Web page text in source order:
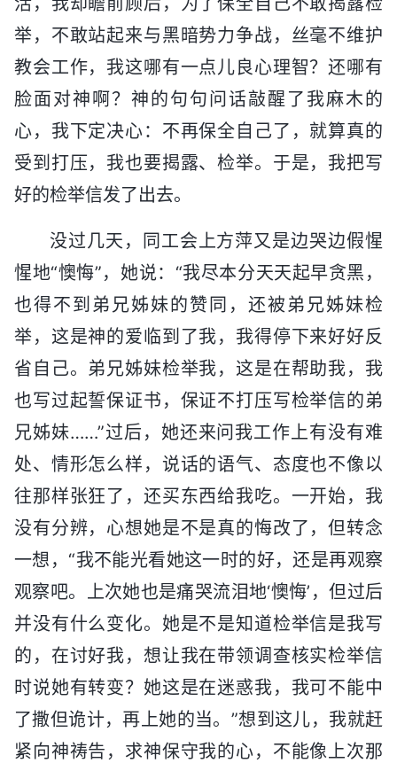
举，不敢站起来与黑暗势力争战，丝毫不维护
教会工作，我这哪有一点儿良心理智？还哪有
脸面对神啊？神的句句问话敲醒了我麻木的
心，我下定决心：不再保全自己了，就算真的
受到打压，我也要揭露、检举。于是，我把写
好的检举信发了出去。
没过几天，同工会上方萍又是边哭边假惺
惺地“懊悔”，她说：“我尽本分天天起早贪黑，
也得不到弟兄姊妹的赞同，还被弟兄姊妹检
举，这是神的爱临到了我，我得停下来好好反
省自己。弟兄姊妹检举我，这是在帮助我，我
也写过起誓保证书，保证不打压写检举信的弟
兄姊妹……”过后，她还来问我工作上有没有难
处、情形怎么样，说话的语气、态度也不像以
往那样张狂了，还买东西给我吃。一开始，我
没有分辨，心想她是不是真的悔改了，但转念
一想，“我不能光看她这一时的好，还是再观察
观察吧。上次她也是痛哭流泪地‘懊悔’，但过后
并没有什么变化。她是不是知道检举信是我写
的，在讨好我，想让我在带领调查核实检举信
时说她有转变？她这是在迷惑我，我可不能中
了撒但诡计，再上她的当。”想到这儿，我就赶
紧向神祷告，求神保守我的心，不能像上次那